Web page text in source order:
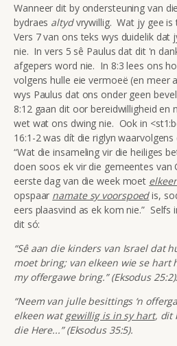
Wanneer dit by ondersteuning van
bydraes altydvrywillig. Wat jy gee is
Vers 7 van ons teks wys duidelik dat
nie. In vers 5 sê Paulus dat dit 'n
afgepers word nie. In 8:3 lees ons
volgens hulle eie vermoeë (en meer
wys Paulus dat ons onder geen
8:12 gaan dit oor bereidwilligheid en
wet wat ons dwing nie. Ook in
16:1-2 was dít die riglyn
“Wat die insameling vir die heiliges
doen soos ek vir die gemeentes van
eerste dag van die week moet
opspaar namate sy voorspoedis,
eers plaasvind as ek kom nie.”
dit só:
“Sê aan die kinders van Israel dat
moet bring; van elkeen wie se hart
my offergawe bring.” (Eksodus 25:2).
“Neem van julle besittings ‘n
elkeen watgewillig is in sy hart, dit
die Here...” (Eksodus 35:5).